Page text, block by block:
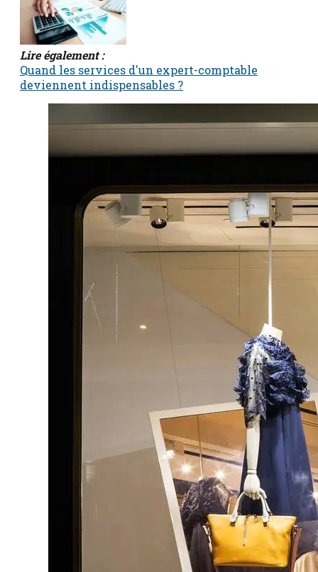
Lire également :
Quand les services d'un expert-comptable
deviennent indispensables ?